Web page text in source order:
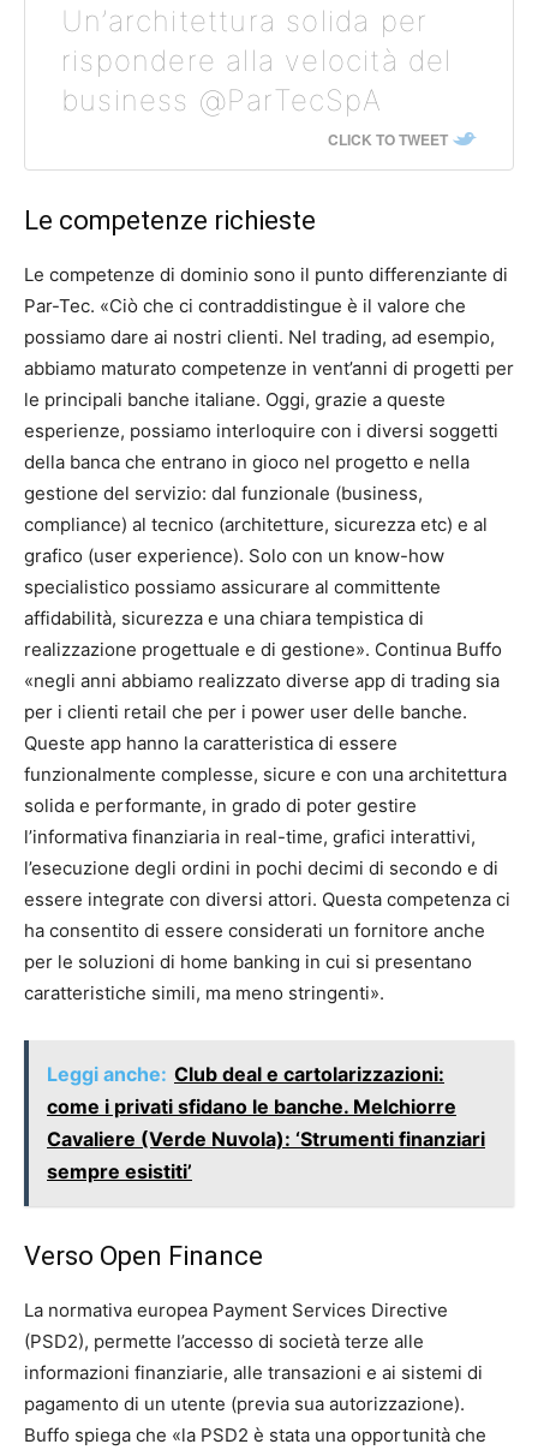
Un’architettura solida per
rispondere alla velocità del
business @ParTecSpA
CLICK TO TWEET
Le competenze richieste
Le competenze di dominio sono il punto differenziante di
Par-Tec. «Ciò che ci contraddistingue è il valore che
possiamo dare ai nostri clienti. Nel trading, ad esempio,
abbiamo maturato competenze in vent’anni di progetti per
le principali banche italiane. Oggi, grazie a queste
esperienze, possiamo interloquire con i diversi soggetti
della banca che entrano in gioco nel progetto e nella
gestione del servizio: dal funzionale (business,
compliance) al tecnico (architetture, sicurezza etc) e al
grafico (user experience). Solo con un know-how
specialistico possiamo assicurare al committente
affidabilità, sicurezza e una chiara tempistica di
realizzazione progettuale e di gestione». Continua Buffo
«negli anni abbiamo realizzato diverse app di trading sia
per i clienti retail che per i power user delle banche.
Queste app hanno la caratteristica di essere
funzionalmente complesse, sicure e con una architettura
solida e performante, in grado di poter gestire
l’informativa finanziaria in real-time, grafici interattivi,
l’esecuzione degli ordini in pochi decimi di secondo e di
essere integrate con diversi attori. Questa competenza ci
ha consentito di essere considerati un fornitore anche
per le soluzioni di home banking in cui si presentano
caratteristiche simili, ma meno stringenti».
Leggi anche: Club deal e cartolarizzazioni:
come i privati sfidano le banche. Melchiorre
Cavaliere (Verde Nuvola): ‘Strumenti finanziari
sempre esistiti’
Verso Open Finance
La normativa europea Payment Services Directive
(PSD2), permette l’accesso di società terze alle
informazioni finanziarie, alle transazioni e ai sistemi di
pagamento di un utente (previa sua autorizzazione).
Buffo spiega che «la PSD2 è stata una opportunità che